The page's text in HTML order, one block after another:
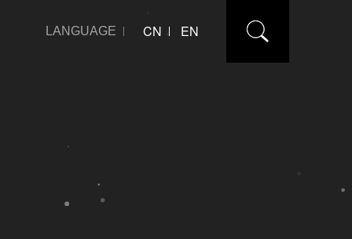
LANGUAGE CN EN